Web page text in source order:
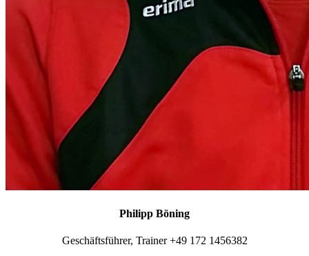
Philipp Böning
Geschäftsführer, Trainer +49 172 1456382